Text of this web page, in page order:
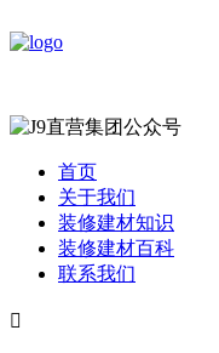
首页
关于我们
装修建材知识
装修建材百科
联系我们
